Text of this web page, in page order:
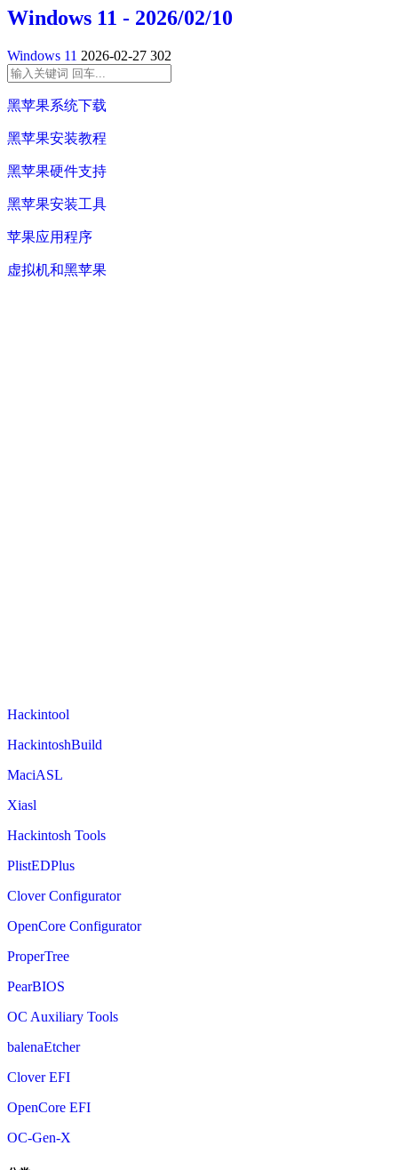
Windows 11 - 2026/02/10
Windows 11 2026-02-27 302
黑苹果系统下载
黑苹果安装教程
黑苹果硬件支持
黑苹果安装工具
苹果应用程序
虚拟机和黑苹果
Hackintool
HackintoshBuild
MaciASL
Xiasl
Hackintosh Tools
PlistEDPlus
Clover Configurator
OpenCore Configurator
ProperTree
PearBIOS
OC Auxiliary Tools
balenaEtcher
Clover EFI
OpenCore EFI
OC-Gen-X